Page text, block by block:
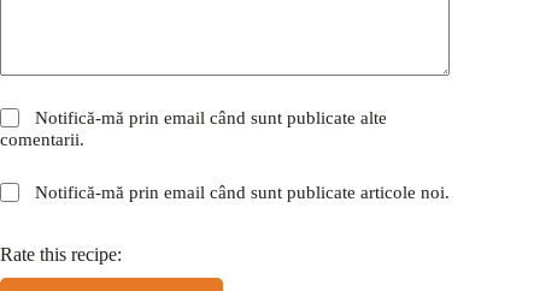
Notifică-mă prin email când sunt publicate alte
comentarii.
Notifică-mă prin email când sunt publicate articole noi.
Rate this recipe: